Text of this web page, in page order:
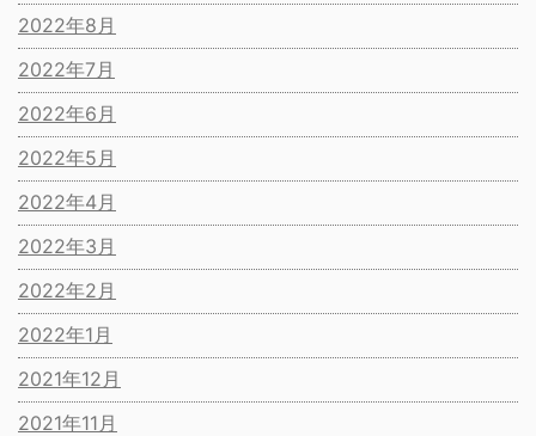
2022年8月
2022年7月
2022年6月
2022年5月
2022年4月
2022年3月
2022年2月
2022年1月
2021年12月
2021年11月